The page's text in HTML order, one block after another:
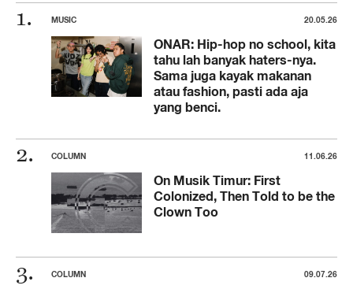
MUSIC 20.05.26
ONAR: Hip-hop no school, kita
tahu lah banyak haters-nya.
Sama juga kayak makanan
atau fashion, pasti ada aja
yang benci.
COLUMN 11.06.26
On Musik Timur: First
Colonized, Then Told to be the
Clown Too
COLUMN 09.07.26